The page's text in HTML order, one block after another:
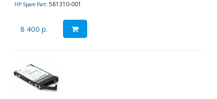
HP Spare Part: 581310-001
8 400 р.